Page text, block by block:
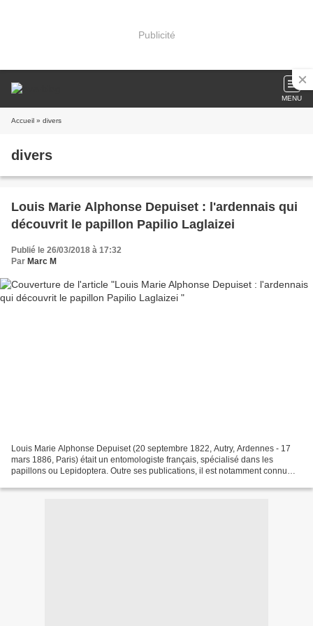
Publicité
MENU
Accueil » divers
divers
Louis Marie Alphonse Depuiset : l'ardennais qui
découvrit le papillon Papilio Laglaizei
Publié le 26/03/2018 à 17:32
Par Marc M
Louis Marie Alphonse Depuiset (20 septembre 1822, Autry, Ardennes - 17
mars 1886, Paris) était un entomologiste français, spécialisé dans les
papillons ou Lepidoptera. Outre ses publications, il est notamment connu